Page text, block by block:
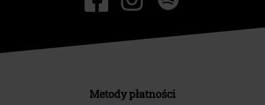
Metody płatności